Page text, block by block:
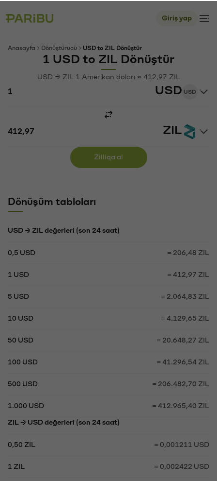
Giriş yap
Anasayfa Dönüştürücü USD to ZIL Dönüştür
1 USD to ZIL Dönüştür
USD → ZIL 1 Amerikan doları ≈ 412,97 ZIL
USD USD
ZIL
Zilliqa al
Dönüşüm tabloları
USD → ZIL değerleri (son 24 saat)
0,5 USD = 206,48 ZIL
1 USD = 412,97 ZIL
5 USD = 2.064,83 ZIL
10 USD = 4.129,65 ZIL
50 USD = 20.648,27 ZIL
100 USD = 41.296,54 ZIL
500 USD = 206.482,70 ZIL
1.000 USD = 412.965,40 ZIL
ZIL → USD değerleri (son 24 saat)
0,50 ZIL = 0,001211 USD
1 ZIL = 0,002422 USD